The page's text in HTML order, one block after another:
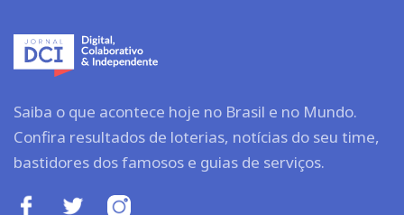
Saiba o que acontece hoje no Brasil e no Mundo.
Confira resultados de loterias, notícias do seu time,
bastidores dos famosos e guias de serviços.